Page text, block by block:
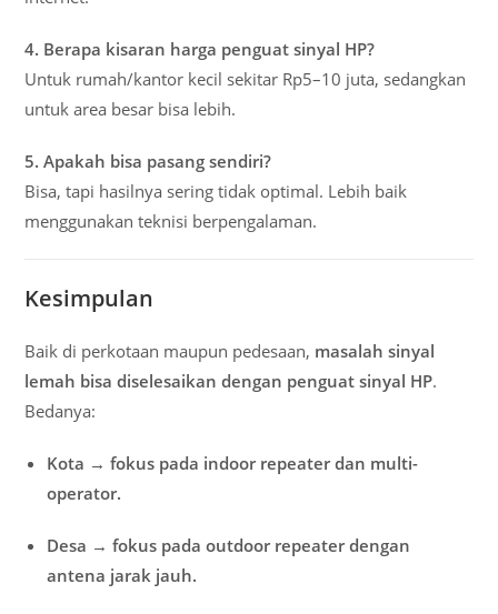
4. Berapa kisaran harga penguat sinyal HP?
Untuk rumah/kantor kecil sekitar Rp5–10 juta, sedangkan
untuk area besar bisa lebih.
5. Apakah bisa pasang sendiri?
Bisa, tapi hasilnya sering tidak optimal. Lebih baik
menggunakan teknisi berpengalaman.
Kesimpulan
Baik di perkotaan maupun pedesaan, masalah sinyal
lemah bisa diselesaikan dengan penguat sinyal HP.
Bedanya:
Kota → fokus pada indoor repeater dan multi-
operator.
Desa → fokus pada outdoor repeater dengan
antena jarak jauh.